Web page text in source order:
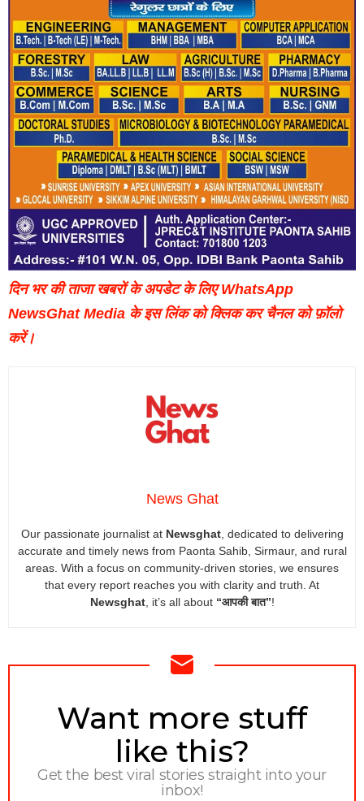
दिन भर की ताजा खबरों के अपडेट के लिए WhatsApp
NewsGhat Media के इस लिंक को क्लिक कर चैनल को फ़ॉलो
करें।
News Ghat
Our passionate journalist at Newsghat, dedicated to delivering
accurate and timely news from Paonta Sahib, Sirmaur, and rural
areas. With a focus on community-driven stories, we ensures
that every report reaches you with clarity and truth. At
Newsghat, it’s all about “आपकी बात”!
NEWSLETTER
Want more stuff
like this?
Get the best viral stories straight into your
inbox!